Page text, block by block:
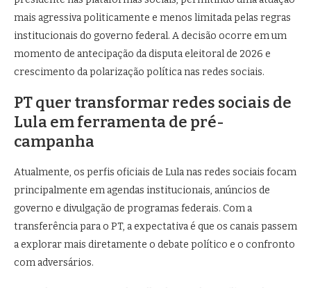
mais agressiva politicamente e menos limitada pelas regras
institucionais do governo federal. A decisão ocorre em um
momento de antecipação da disputa eleitoral de 2026 e
crescimento da polarização política nas redes sociais.
PT quer transformar redes sociais de
Lula em ferramenta de pré-
campanha
Atualmente, os perfis oficiais de Lula nas redes sociais focam
principalmente em agendas institucionais, anúncios de
governo e divulgação de programas federais. Com a
transferência para o PT, a expectativa é que os canais passem
a explorar mais diretamente o debate político e o confronto
com adversários.